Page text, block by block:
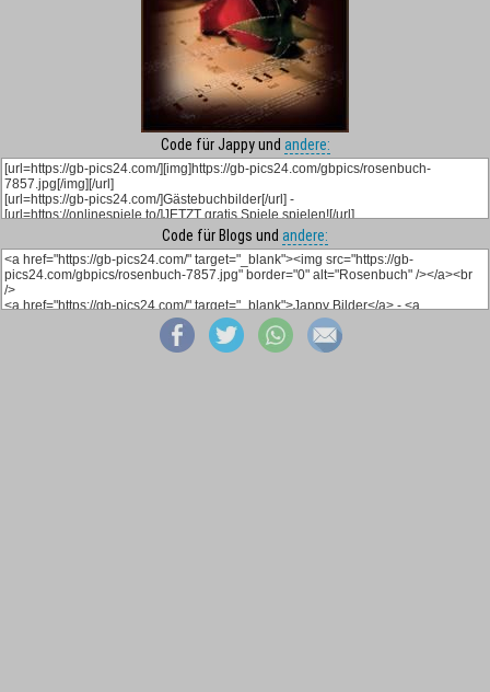
Code für Jappy und andere:
Code für Blogs und andere: